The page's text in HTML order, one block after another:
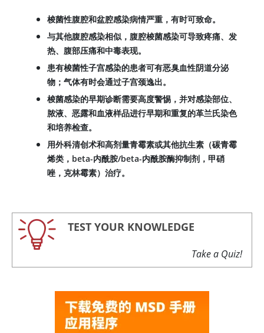
梭菌性腹腔和盆腔感染病情严重，有时可致命。
与其他腹腔感染相似，腹腔梭菌感染可导致疼痛、发
热、腹部压痛和中毒表现。
患有梭菌性子宫感染的患者可有恶臭血性阴道分泌
物；气体有时会通过子宫颈逸出。
梭菌感染的早期诊断需要高度警惕，并对感染部位、
脓液、恶露和血液样品进行早期和重复的革兰氏染色
和培养检查。
用外科清创术和高剂量青霉素或其他抗生素（碳青霉
烯类，beta-内酰胺/beta-内酰胺酶抑制剂，甲硝
唑，克林霉素）治疗。
TEST YOUR KNOWLEDGE
Take a Quiz!